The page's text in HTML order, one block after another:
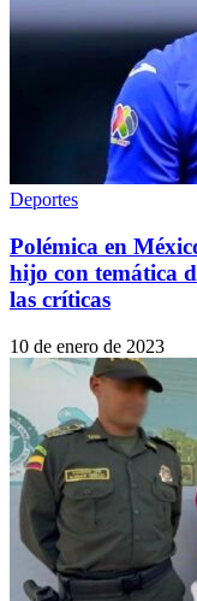
Deportes
Polémica en
hijo con temática
las críticas
10 de enero de 2023